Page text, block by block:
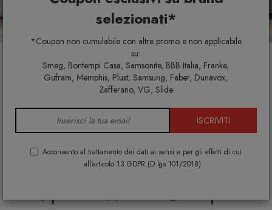
selezionati*
*Coupon non cumulabile con altre promo e non applicabile
su:
Smeg, Bontempi Casa, Samsonite, BBB Italia, Franke,
Gufram, Memphis, Plust, Samsung, Faber, Dunavox,
Zafferano, VG, Slide
ISCRIVITI
Acconsento al trattamento dei dati ai sensi e per gli effetti di cui
all'articolo 13 GDPR (D.lgs 101/2018)
DESIGNPERTE.IT®
Arredamento di
Design per la tua casa